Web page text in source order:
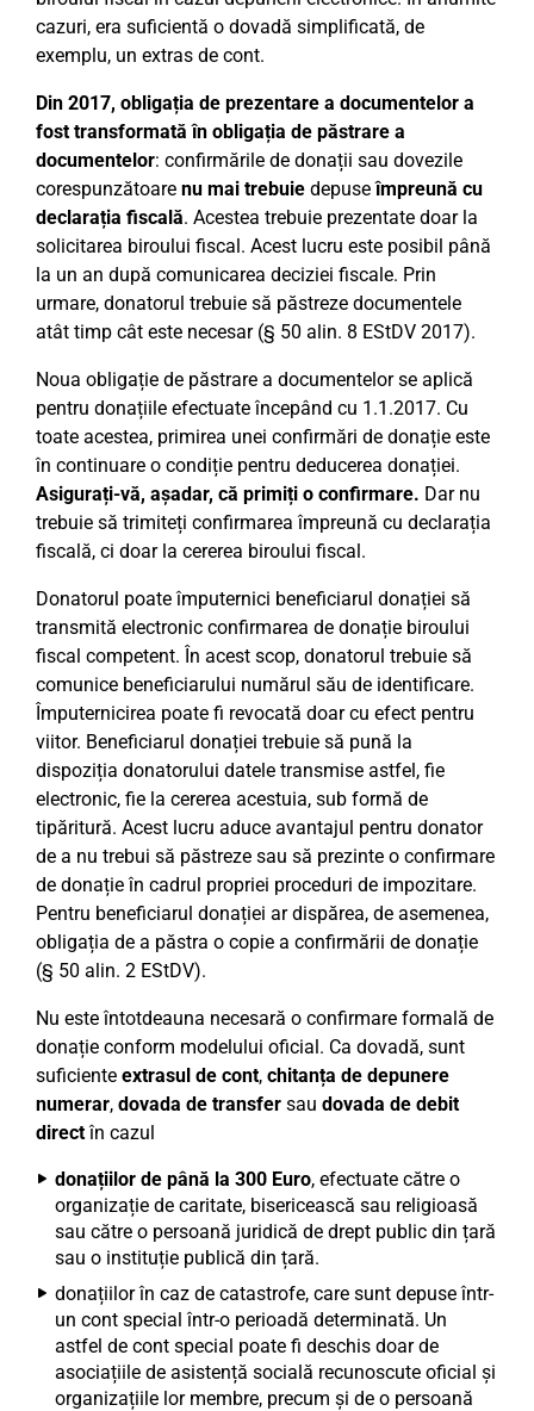
cazuri, era suficientă o dovadă simplificată, de
exemplu, un extras de cont.
Din 2017, obligația de prezentare a documentelor a
fost transformată în obligația de păstrare a
documentelor: confirmările de donații sau dovezile
corespunzătoare nu mai trebuie depuseîmpreună cu
declarația fiscală. Acestea trebuie prezentate doar la
solicitarea biroului fiscal. Acest lucru este posibil până
la un an după comunicarea deciziei fiscale. Prin
urmare, donatorul trebuie să păstreze documentele
atât timp cât este necesar (§ 50 alin. 8 EStDV 2017).
Noua obligație de păstrare a documentelor se aplică
pentru donațiile efectuate începând cu 1.1.2017. Cu
toate acestea, primirea unei confirmări de donație este
în continuare o condiție pentru deducerea donației.
Asigurați-vă, așadar, că primiți o confirmare. Dar nu
trebuie să trimiteți confirmarea împreună cu declarația
fiscală, ci doar la cererea biroului fiscal.
Donatorul poate împuternici beneficiarul donației să
transmită electronic confirmarea de donație biroului
fiscal competent. În acest scop, donatorul trebuie să
comunice beneficiarului numărul său de identificare.
Împuternicirea poate fi revocată doar cu efect pentru
viitor. Beneficiarul donației trebuie să pună la
dispoziția donatorului datele transmise astfel, fie
electronic, fie la cererea acestuia, sub formă de
tipăritură. Acest lucru aduce avantajul pentru donator
de a nu trebui să păstreze sau să prezinte o confirmare
de donație în cadrul propriei proceduri de impozitare.
Pentru beneficiarul donației ar dispărea, de asemenea,
obligația de a păstra o copie a confirmării de donație
(§ 50 alin. 2 EStDV).
Nu este întotdeauna necesară o confirmare formală de
donație conform modelului oficial. Ca dovadă, sunt
suficiente extrasul de cont, chitanța de depunere
numerar, dovada de transfer sau dovada de debit
directîn cazul
donațiilor de până la 300 Euro, efectuate către o
organizație de caritate, bisericească sau religioasă
sau către o persoană juridică de drept public din țară
sau o instituție publică din țară.
donațiilor în caz de catastrofe, care sunt depuse într-
un cont special într-o perioadă determinată. Un
astfel de cont special poate fi deschis doar de
asociațiile de asistență socială recunoscute oficial și
organizațiile lor membre, precum și de o persoană